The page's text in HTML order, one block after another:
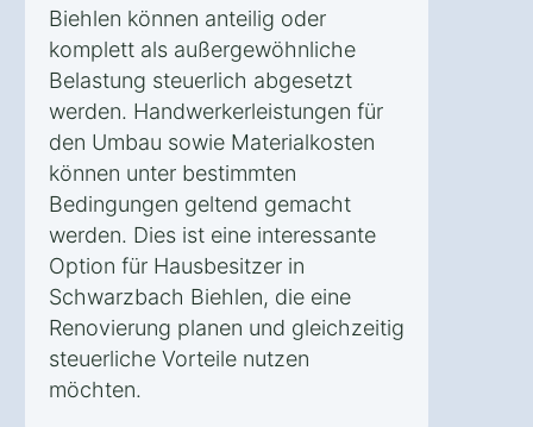
Biehlen können anteilig oder
komplett als außergewöhnliche
Belastung steuerlich abgesetzt
werden. Handwerkerleistungen für
den Umbau sowie Materialkosten
können unter bestimmten
Bedingungen geltend gemacht
werden. Dies ist eine interessante
Option für Hausbesitzer in
Schwarzbach Biehlen, die eine
Renovierung planen und gleichzeitig
steuerliche Vorteile nutzen
möchten.